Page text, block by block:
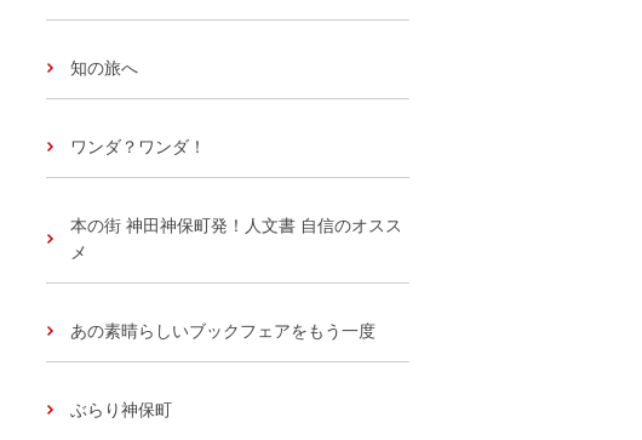
知の旅へ
ワンダ？ワンダ！
本の街 神田神保町発！人文書 自信のオスス
メ
あの素晴らしいブックフェアをもう一度
ぶらり神保町